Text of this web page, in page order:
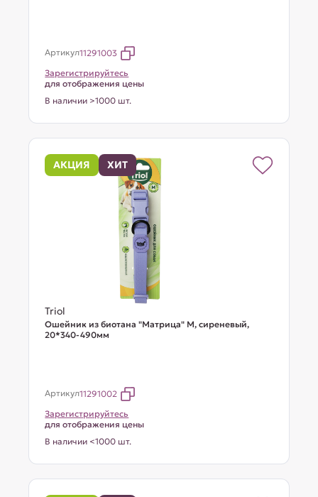
Артикул11291003
Зарегистрируйтесь
для отображения цены
В наличии >1000 шт.
АКЦИЯ ХИТ
Triol
Ошейник из биотана "Матрица" M, сиреневый,
20*340-490мм
Артикул11291002
Зарегистрируйтесь
для отображения цены
В наличии <1000 шт.